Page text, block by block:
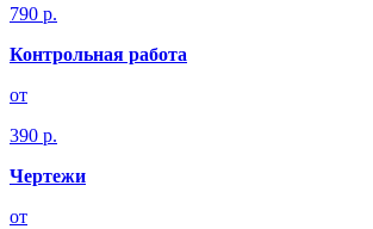
790 р.
Контрольная работа
от
390 р.
Чертежи
от